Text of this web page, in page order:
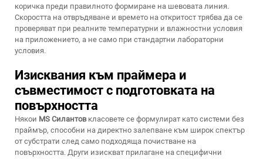
коричка преди правилното формиране на шевовата линия.
Скоростта на отвръдяване и времето на откритост трябва да се
проверяват при реалните температурни и влажностни условия
на приложението, а не само при стандартни лабораторни
условия.
Изисквания към праймера и
съвместимост с подготовката на
повърхността
Някои MS Силантов класовете се формулират като системи без
праймър, способни на директно залепване към широк спектър
от субстрати след само подходяща почистване на
повърхността. Други изискват прилагане на специфични